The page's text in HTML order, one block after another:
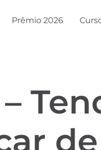
Prêmio 2026
–